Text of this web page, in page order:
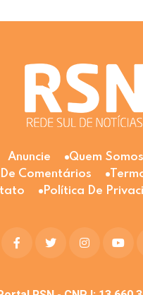
Anuncie
Quem Somos
Comentários
Política De